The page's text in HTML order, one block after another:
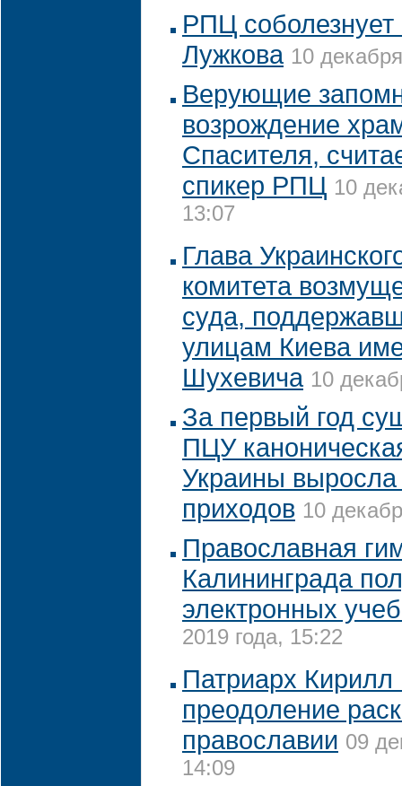
РПЦ соболезнует
Лужкова 10
Верующие
возрождение
Спасителя,
спикер РПЦ 10
13:07
Глава
комитета
суда,
улицам Киева
Шухевича 10
За первый год
ПЦУ
Украины
приходов 10
Православная
Калининграда
электронных
2019 года, 15:22
Патриарх Кирилл
преодоление
православии 09
14:09